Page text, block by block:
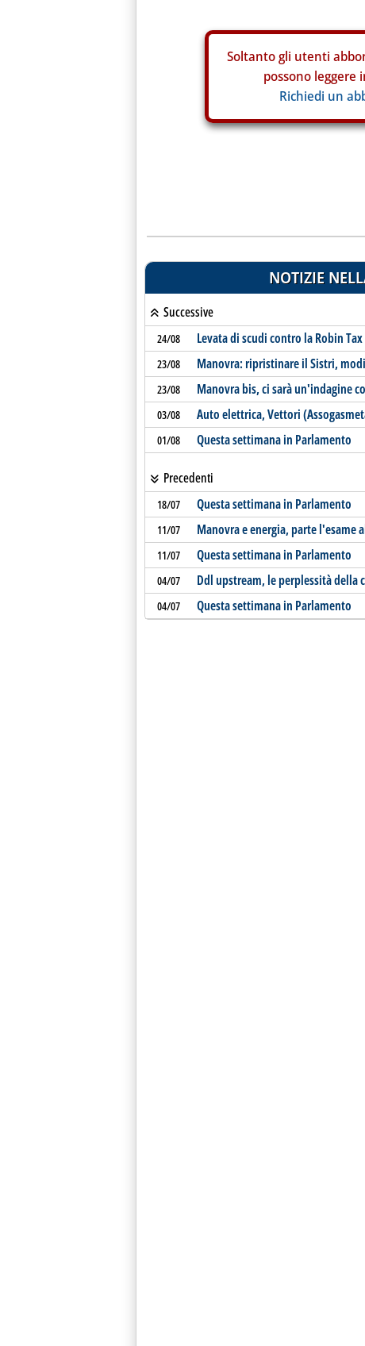
Soltanto gli utenti
possono leggere
Richiedi un
NOTIZIE
Successive
24/08 Levata di scudi contro la Robin Tax
23/08 Manovra: ripristinare il Sistri,
23/08 Manovra bis, ci sarà un'indagine
03/08 Auto elettrica, Vettori
01/08 Questa settimana in Parlamento
Precedenti
18/07 Questa settimana in Parlamento
11/07 Manovra e energia, parte l'esame
11/07 Questa settimana in Parlamento
04/07 Ddl upstream, le perplessità della
04/07 Questa settimana in Parlamento